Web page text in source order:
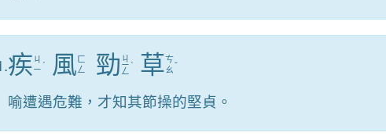
疾 ㄐ
ㄧ ˊ 風 ㄈ
ㄥ
勁 ㄐ
ㄧ
ㄥ
ˋ 草ㄘ
ㄠˇ
喻遭遇危難，才知其節操的堅貞。